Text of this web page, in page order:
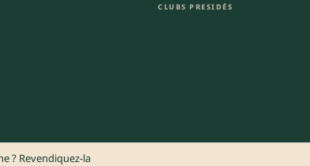
CLUBS PRESIDÉS
? Revendiquez-la